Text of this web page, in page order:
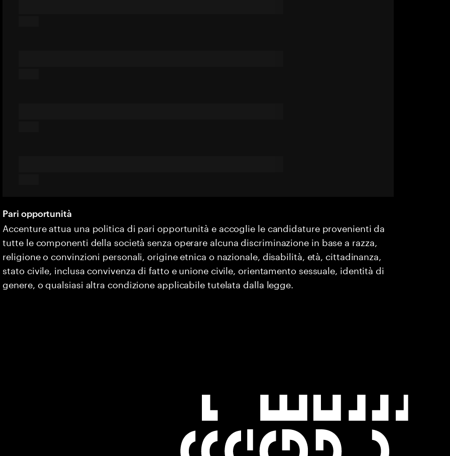
Pari opportunità
Accenture attua una politica di pari opportunità e accoglie le candidature provenienti da
tutte le componenti della società senza operare alcuna discriminazione in base a razza,
religione o convinzioni personali, origine etnica o nazionale, disabilità, età, cittadinanza,
stato civile, inclusa convivenza di fatto e unione civile, orientamento sessuale, identità di
genere, o qualsiasi altra condizione applicabile tutelata dalla legge.